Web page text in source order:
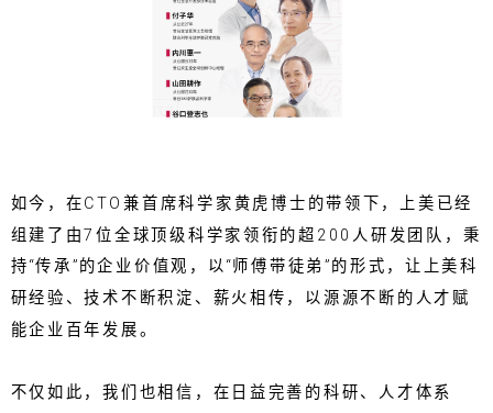
如今，在CTO兼首席科学家黄虎博士的带领下，上美已经
组建了由7位全球顶级科学家领衔的超200人研发团队，秉
持“传承”的企业价值观，以“师傅带徒弟”的形式，让上美科
研经验、技术不断积淀、薪火相传，以源源不断的人才赋
能企业百年发展。
不仅如此，我们也相信，在日益完善的科研、人才体系